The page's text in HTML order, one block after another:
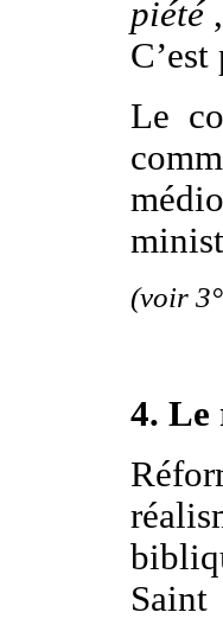
piété,
Le
(voir
4. Le
Saint